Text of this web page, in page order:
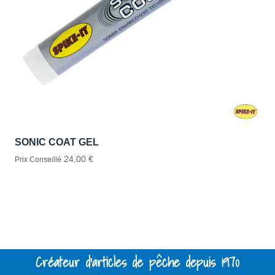
SONIC COAT GEL
Prix Conseillé 24,00 €
Créateur d'articles de pêche depuis 1970